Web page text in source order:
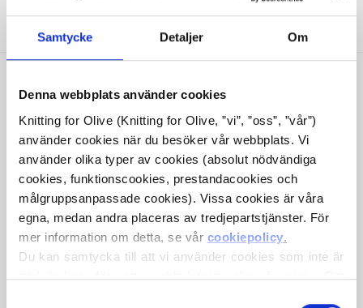
Samtycke Detaljer Om
Denna webbplats använder cookies
Knitting for Olive (Knitting for Olive, ”vi”, ”oss”, ”vår”)
använder cookies när du besöker vår webbplats. Vi
använder olika typer av cookies (absolut nödvändiga
cookies, funktionscookies, prestandacookies och
målgruppsanpassade cookies). Vissa cookies är våra
egna, medan andra placeras av tredjepartstjänster. För
mer information om detta, se vår cookiepolicy.
Du kan samtycka till att vi använder cookies som inte är
nödvändiga för att webbplatsen ska fungera. Ditt
CASHMERE
KNITTING FOR OLIVE